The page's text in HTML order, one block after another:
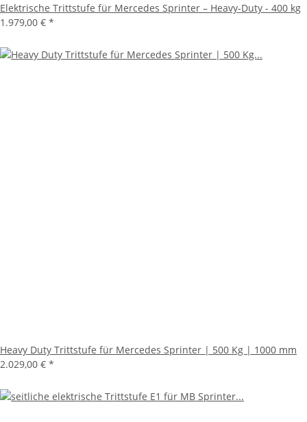
Elektrische Trittstufe für Mercedes Sprinter – Heavy-Duty - 400 kg
1.979,00 € *
Heavy Duty Trittstufe für Mercedes Sprinter | 500 Kg | 1000 mm
2.029,00 € *